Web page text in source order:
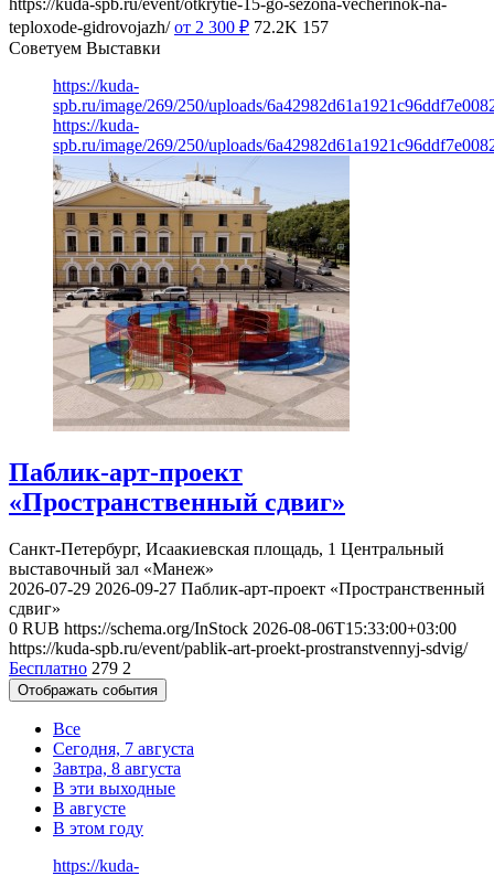
teploxode-gidrovojazh/ от 2 300 ₽ 72.2K 157
Советуем Выставки
https://kuda-
spb.ru/image/269/250/uploads/
https://kuda-
spb.ru/image/269/250/uploads/
Паблик-арт-проект
«Пространственный сдвиг»
Санкт-Петербург, Исаакиевская площадь, 1 Центральный
выставочный зал «Манеж»
2026-07-29 2026-09-27 Паблик-арт-проект «Пространственный
сдвиг»
0 RUB https://schema.org/InStock 2026-08-06T15:33:00+03:00
https://kuda-spb.ru/event/pablik-art-proekt-prostranstvennyj-sdvig/
Бесплатно 279 2
Отображать события
Все
Сегодня, 7 августа
Завтра, 8 августа
В эти выходные
В августе
В этом году
https://kuda-